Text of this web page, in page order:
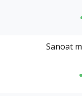
Sanoat